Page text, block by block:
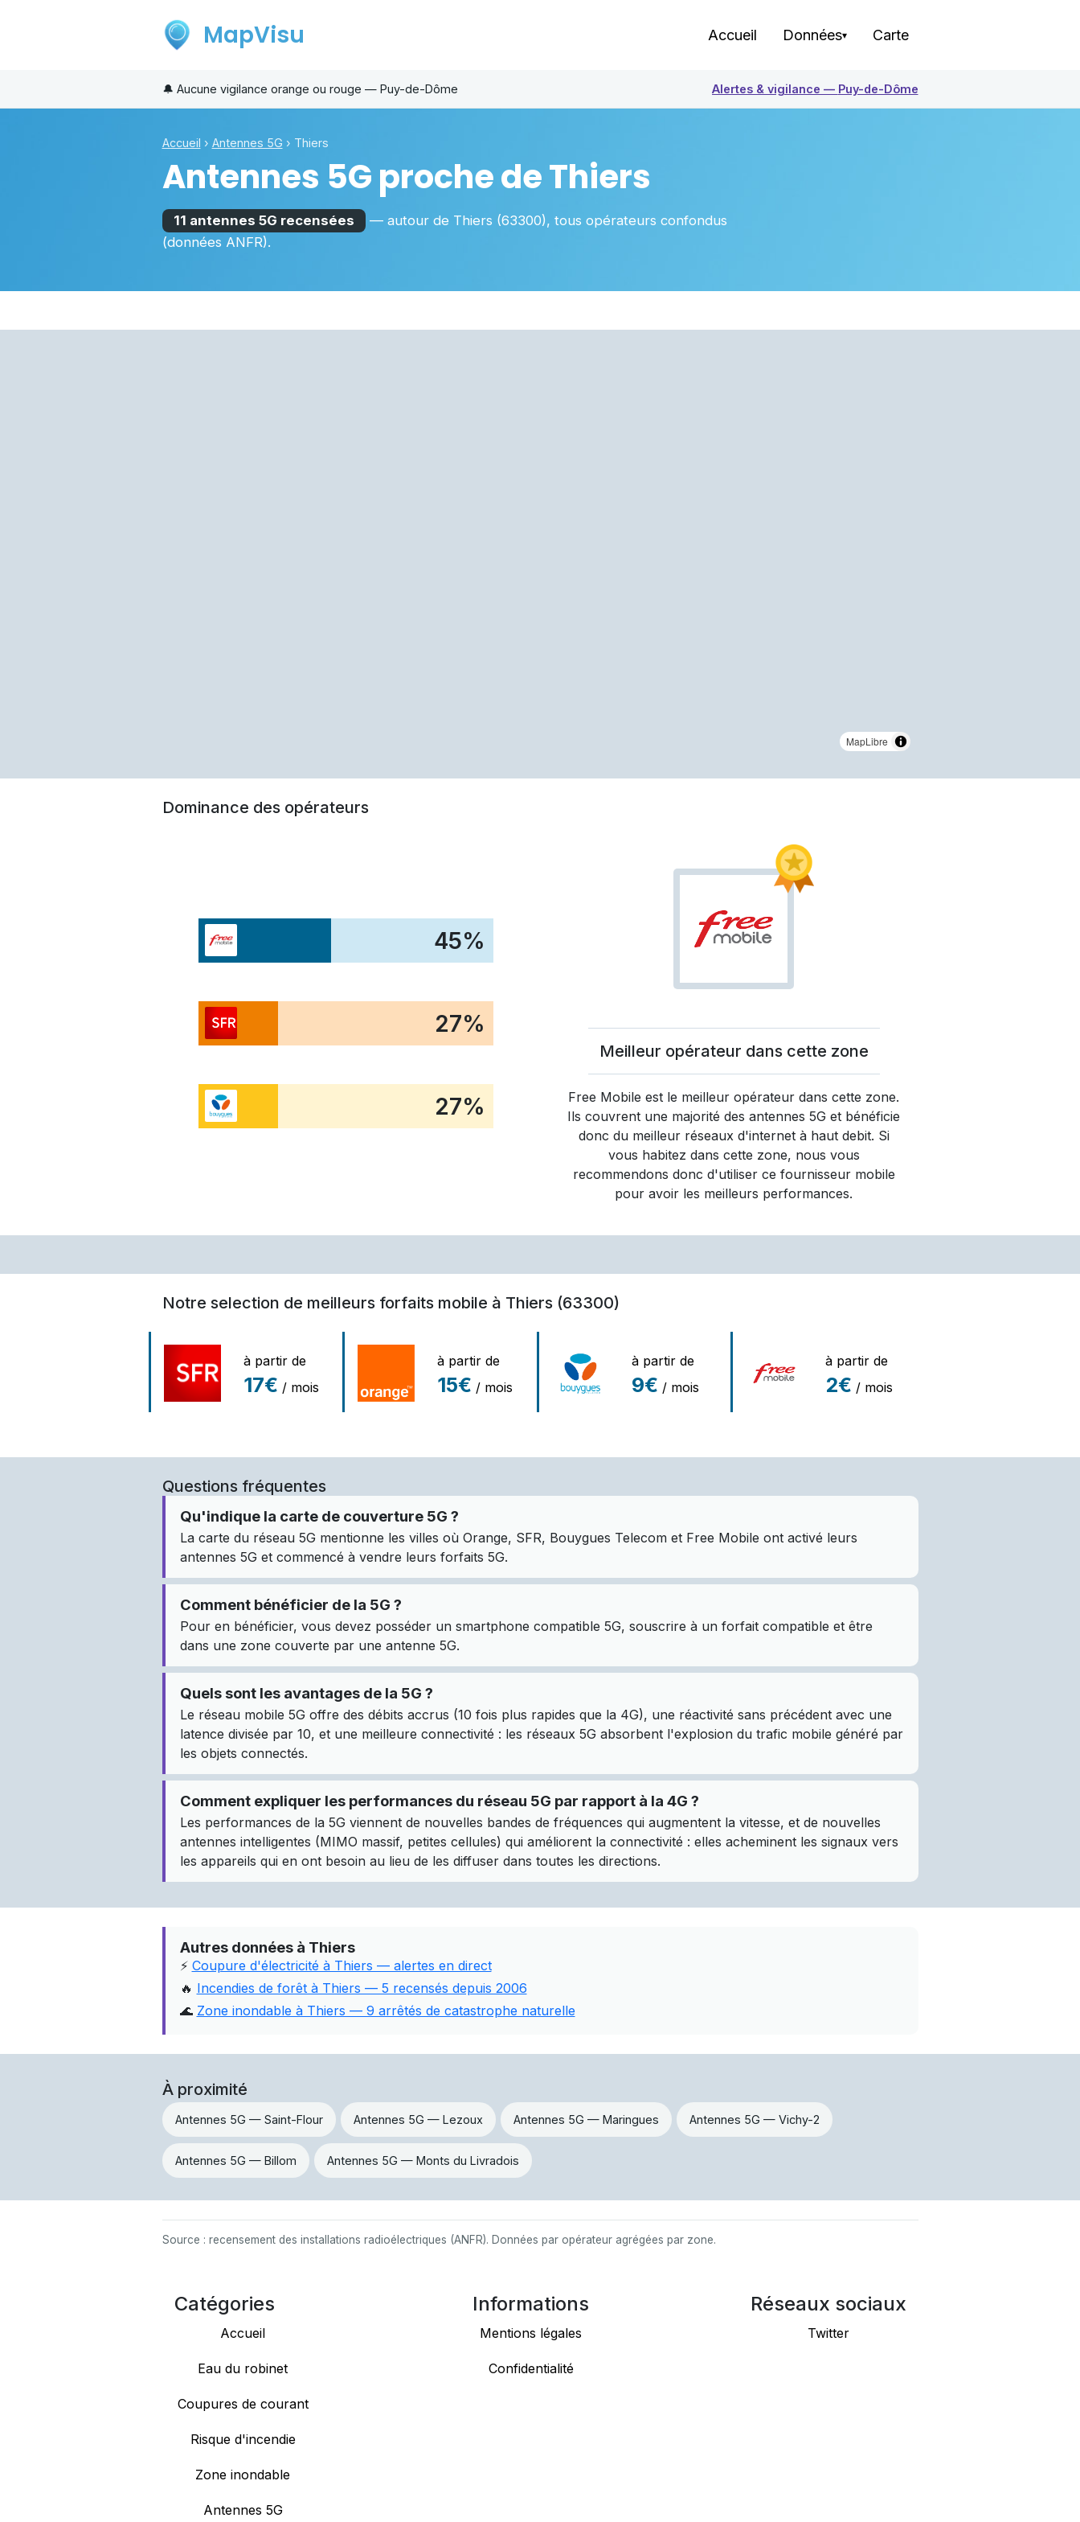
MapVisu Accueil Données▾ Carte
🔔 Aucune vigilance orange ou rouge — Puy-de-Dôme Alertes & vigilance — Puy-de-Dôme
Accueil › Antennes 5G › Thiers
Antennes 5G proche deThiers
11 antennes 5G recensées — autour de Thiers (63300), tous opérateurs confondus
(données ANFR).
MapLibre
Dominance des opérateurs
45%
27%
27%
Meilleur opérateur dans cette zone
Free Mobile est le meilleur opérateur dans cette zone.
Ils couvrent une majorité des antennes 5G et bénéficie
donc du meilleur réseaux d'internet à haut debit. Si
vous habitez dans cette zone, nous vous
recommendons donc d'utiliser ce fournisseur mobile
pour avoir les meilleurs performances.
Notre selection de meilleurs forfaits mobile à Thiers (63300)
à partir de
17€ / mois
à partir de
15€ / mois
à partir de
9€ / mois
à partir de
2€ / mois
Questions fréquentes
Qu'indique la carte de couverture 5G ?
La carte du réseau 5G mentionne les villes où Orange, SFR, Bouygues Telecom et Free Mobile ont activé leurs
antennes 5G et commencé à vendre leurs forfaits 5G.
Comment bénéficier de la 5G ?
Pour en bénéficier, vous devez posséder un smartphone compatible 5G, souscrire à un forfait compatible et être
dans une zone couverte par une antenne 5G.
Quels sont les avantages de la 5G ?
Le réseau mobile 5G offre des débits accrus (10 fois plus rapides que la 4G), une réactivité sans précédent avec une
latence divisée par 10, et une meilleure connectivité : les réseaux 5G absorbent l'explosion du trafic mobile généré par
les objets connectés.
Comment expliquer les performances du réseau 5G par rapport à la 4G ?
Les performances de la 5G viennent de nouvelles bandes de fréquences qui augmentent la vitesse, et de nouvelles
antennes intelligentes (MIMO massif, petites cellules) qui améliorent la connectivité : elles acheminent les signaux vers
les appareils qui en ont besoin au lieu de les diffuser dans toutes les directions.
Autres données à Thiers
⚡ Coupure d'électricité à Thiers — alertes en direct
🔥 Incendies de forêt à Thiers — 5 recensés depuis 2006
🌊 Zone inondable à Thiers — 9 arrêtés de catastrophe naturelle
À proximité
Antennes 5G — Saint-Flour Antennes 5G — Lezoux Antennes 5G — Maringues Antennes 5G — Vichy-2
Antennes 5G — Billom Antennes 5G — Monts du Livradois
Source : recensement des installations radioélectriques (ANFR). Données par opérateur agrégées par zone.
Catégories
Accueil
Eau du robinet
Coupures de courant
Risque d'incendie
Zone inondable
Antennes 5G
Informations
Mentions légales
Confidentialité
Réseaux sociaux
Twitter